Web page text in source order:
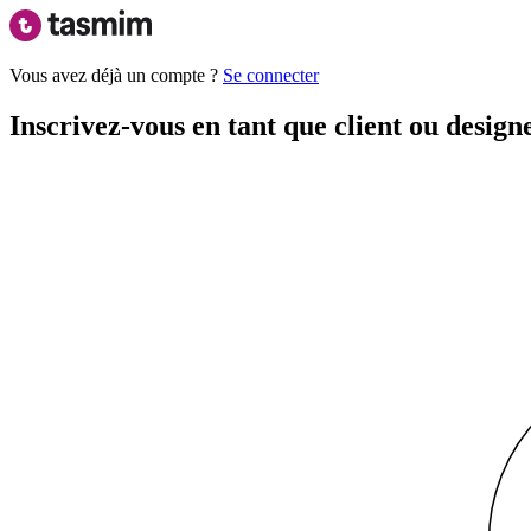
Vous avez déjà un compte ? Se connecter
Inscrivez-vous en tant que client ou